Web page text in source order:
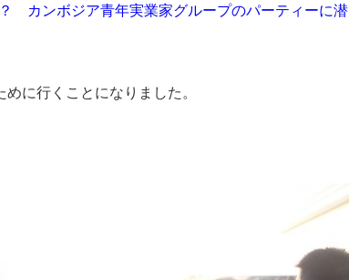
カンボジア青年実業家グループのパーティーに潜
に行くことになりました。